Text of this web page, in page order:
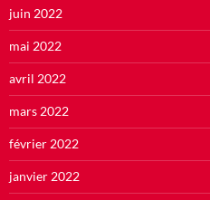
juin 2022
mai 2022
avril 2022
mars 2022
février 2022
janvier 2022